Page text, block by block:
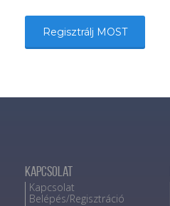
Regisztrálj MOST
Kapcsolat
Kapcsolat
Belépés/Regisztráció